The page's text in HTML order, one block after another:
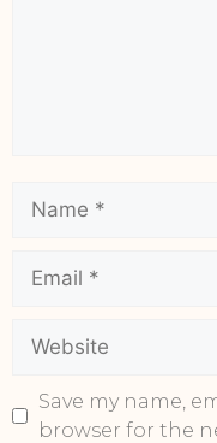
Save my name,
browser for the